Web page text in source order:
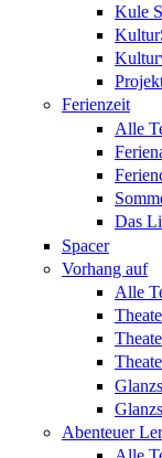
Kule
Ferienzeit
Alle
Das
Spacer
Vorhang auf
Alle
Abenteuer